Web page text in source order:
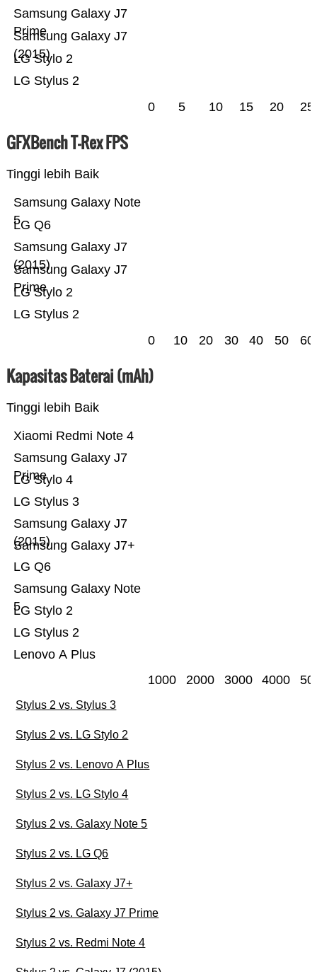
LG Stylus 2
LG Stylo 2
Samsung Galaxy J7
(2015)
Samsung Galaxy J7
Prime
0 5 10 15 20 25
GFXBench T-Rex FPS
Tinggi lebih Baik
LG Stylus 2
LG Stylo 2
Samsung Galaxy J7
Prime
Samsung Galaxy J7
(2015)
LG Q6
Samsung Galaxy Note
5
0 10 20 30 40 50 60
Kapasitas Baterai (mAh)
Tinggi lebih Baik
Lenovo A Plus
LG Stylus 2
LG Stylo 2
Samsung Galaxy Note
5
LG Q6
Samsung Galaxy J7+
Samsung Galaxy J7
(2015)
LG Stylus 3
LG Stylo 4
Samsung Galaxy J7
Prime
Xiaomi Redmi Note 4
1000 2000 3000 4000
Stylus 2 vs. Stylus 3
Stylus 2 vs. LG Stylo 2
Stylus 2 vs. Lenovo A Plus
Stylus 2 vs. LG Stylo 4
Stylus 2 vs. Galaxy Note 5
Stylus 2 vs. LG Q6
Stylus 2 vs. Galaxy J7+
Stylus 2 vs. Galaxy J7 Prime
Stylus 2 vs. Redmi Note 4